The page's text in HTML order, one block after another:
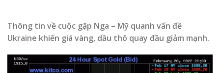
Thông tin về cuộc gặp Nga – Mỹ quanh vấn đề
Ukraine khiến giá vàng, dầu thô quay đầu giảm mạnh.